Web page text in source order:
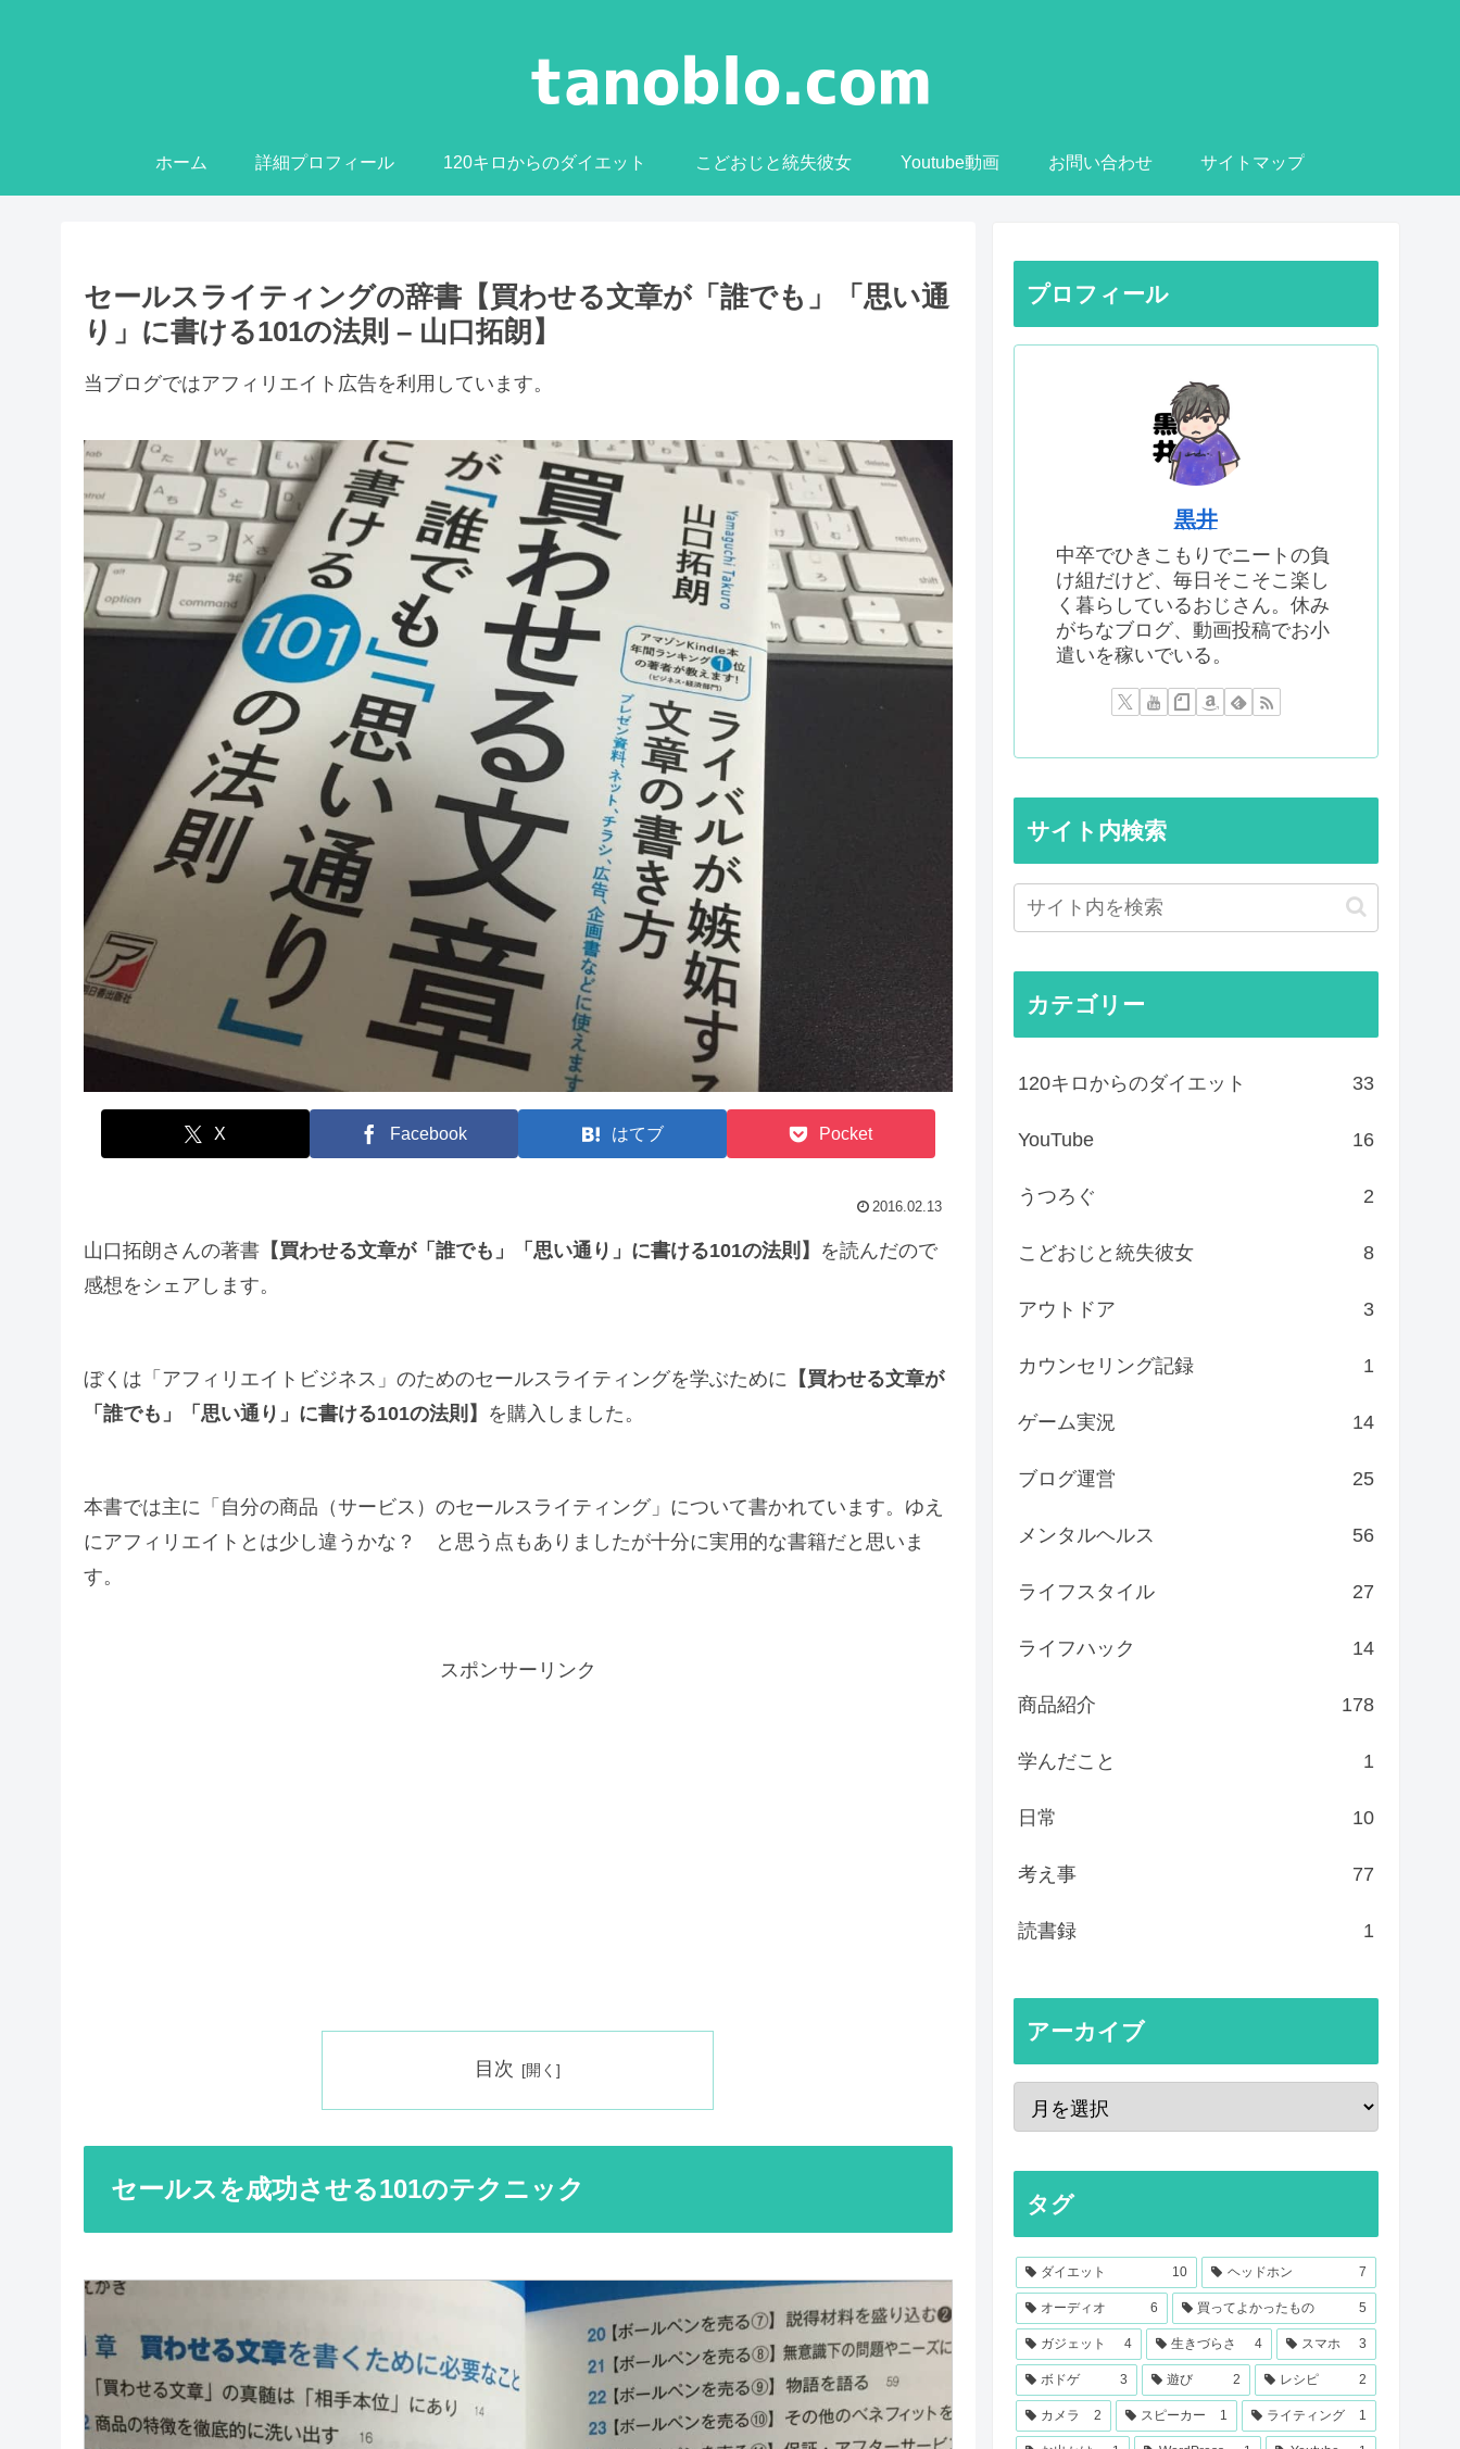
ホーム 詳細プロフィール 120キロからのダイエット こどおじと統失彼女 Youtube動画 お問い合わせ サイトマップ
セールスライティングの辞書【買わせる文章が「誰でも」「思い通
り」に書ける101の法則 – 山口拓朗】
当ブログではアフィリエイト広告を利用しています。
X Facebook はてブ Pocket
2016.02.13
山口拓朗さんの著書【買わせる文章が「誰でも」「思い通り」に書ける101の法則】
を読んだので
感想をシェアします。
ぼくは「アフィリエイトビジネス」のためのセールスライティングを学ぶために 【買わせる文章が
「誰でも」「思い通り」に書ける101の法則】
を購入しました。
本書では主に「自分の商品（サービス）のセールスライティング」について書かれています。ゆえ
にアフィリエイトとは少し違うかな？ と思う点もありましたが十分に実用的な書籍だと思いま
す。
スポンサーリンク
目次
セールスを成功させる101のテクニック
プロフィール
黒井
中卒でひきこもりでニートの負
け組だけど、毎日そこそこ楽し
く暮らしているおじさん。休み
がちなブログ、動画投稿でお小
遣いを稼いでいる。
サイト内検索
カテゴリー
120キロからのダイエット 33
YouTube 16
うつろぐ 2
こどおじと統失彼女 8
アウトドア 3
カウンセリング記録 1
ゲーム実況 14
ブログ運営 25
メンタルヘルス 56
ライフスタイル 27
ライフハック 14
商品紹介 178
学んだこと 1
日常 10
考え事 77
読書録 1
アーカイブ
タグ
ダイエット 10 ヘッドホン 7
オーディオ 6 買ってよかったもの 5
ガジェット 4 生きづらさ 4 スマホ 3
ボドゲ 3 遊び 2 レシピ 2
カメラ 2 スピーカー 1 ライティング 1